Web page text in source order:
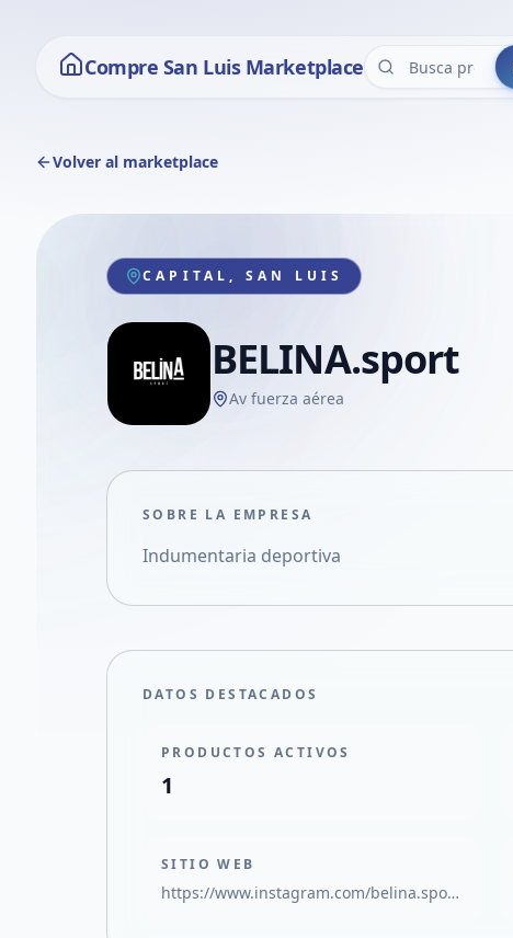
Compre San Luis Marketplace
Volver al marketplace
CAPITAL, SAN LUIS
BELINA.sport
Av fuerza aérea
SOBRE LA EMPRESA
Indumentaria deportiva
DATOS DESTACADOS
PRODUCTOS ACTIVOS
1
SITIO WEB
https://www.instagram.com/belina.sport1?igsh=MWlobDNkd2xnajZ4dg%3D%3D&utm_source=qr